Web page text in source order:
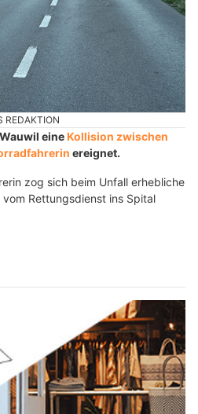
REDAKTION
eineKollision zwischen
ereignet.
zog sich beim Unfall erhebliche
Rettungsdienst ins Spital